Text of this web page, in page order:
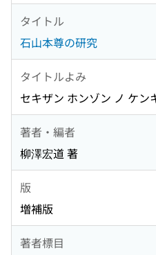
タイトル
石山本尊の研究
タイトルよみ
セキザン ホンゾン ノ ケン
著者・編者
柳澤宏道 著
版
増補版
著者標目